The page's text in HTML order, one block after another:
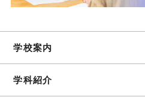
学校案内
学科紹介